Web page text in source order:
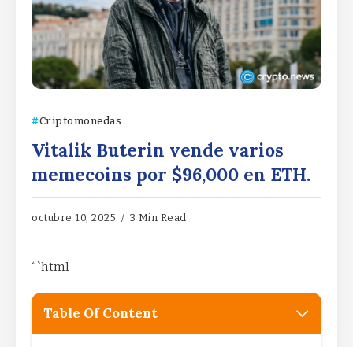
Criptomonedas
Vitalik Buterin vende varios
memecoins por $96,000 en ETH.
octubre 10, 2025 3 Min Read
“`html
Table Of Content